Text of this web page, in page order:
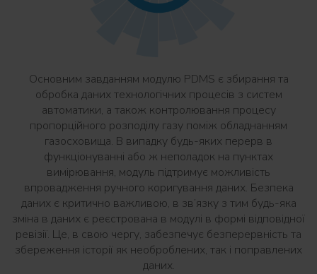
Основним завданням модулю PDMS є збирання та
обробка даних технологічних процесів з систем
автоматики, а також контролювання процесу
пропорційного розподілу газу поміж обладнанням
газосховища. В випадку будь-яких перерв в
функціонуванні або ж неполадок на пунктах
вимірювання, модуль підтримує можливість
впровадження ручного коригування даних. Безпека
даних є критично важливою, в зв’язку з тим будь-яка
зміна в даних є реєстрована в модулі в формі відповідної
ревізії. Це, в свою чергу, забезпечує безперервність та
збереження історії як необроблених, так і поправлених
даних.